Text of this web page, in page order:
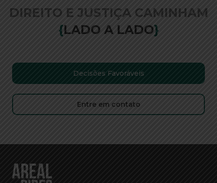
DIREITO E JUSTIÇA CAMINHAM
{LADO A LADO}
Decisões Favoráveis
Entre em contato